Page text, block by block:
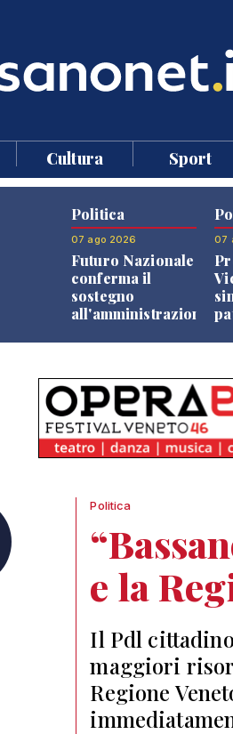
Cultura Sport
Politica
07 ago 2026
Futuro Nazionale
conferma il
sostegno
all'amministrazione
07
Politica
e la
Il Pdl
maggiori
Regione